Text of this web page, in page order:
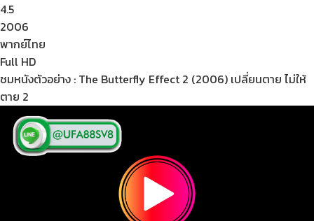
4.5
2006
พากย์ไทย
Full HD
ชมหนังตัวอย่าง : The Butterfly Effect 2 (2006) เปลี่ยนตาย ไม่ให้
ตาย 2